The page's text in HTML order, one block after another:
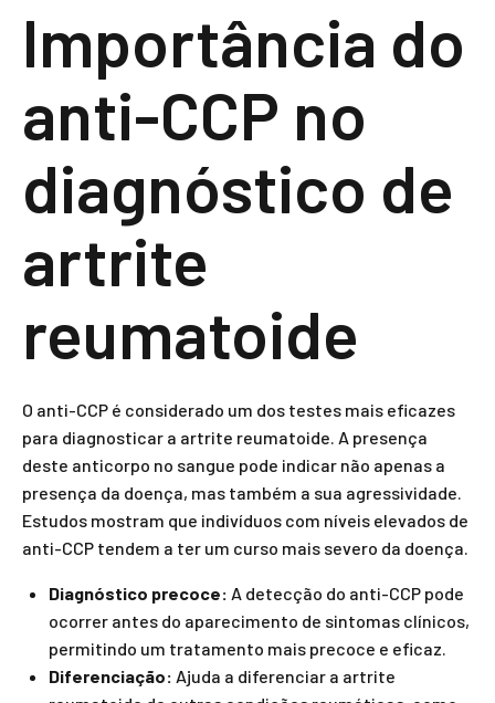
Importância do
anti-CCP no
diagnóstico de
artrite
reumatoide
O anti-CCP é considerado um dos testes mais eficazes
para diagnosticar a artrite reumatoide. A presença
deste anticorpo no sangue pode indicar não apenas a
presença da doença, mas também a sua agressividade.
Estudos mostram que indivíduos com níveis elevados de
anti-CCP tendem a ter um curso mais severo da doença.
Diagnóstico precoce: A detecção do anti-CCP pode
ocorrer antes do aparecimento de sintomas clínicos,
permitindo um tratamento mais precoce e eficaz.
Diferenciação: Ajuda a diferenciar a artrite